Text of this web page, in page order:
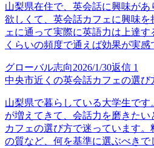
山梨県在住で、英会話に興味が
欲しくて、英会話カフェに興味を
ェに通って実際に英語力は上達
くらいの頻度で通えば効果が実感
グローバル志向2026/1/30返信 1
中央市近くの英会話カフェの選び
山梨県で暮らしている大学生で
が増えてきて、会話力を磨きた
カフェの選び方で迷っています
の質など、何を基準に選ぶべきで